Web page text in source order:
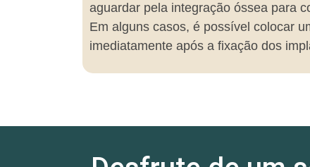
aguardar pela integração óssea para
Em alguns casos, é possível colocar
imediatamente após a fixação dos